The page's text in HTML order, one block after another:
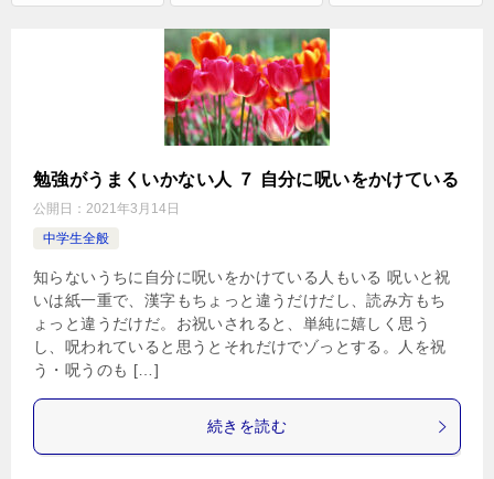
勉強がうまくいかない人 ７ 自分に呪いをかけている
公開日： 2021年3月14日
中学生全般
知らないうちに自分に呪いをかけている人もいる 呪いと祝
いは紙一重で、漢字もちょっと違うだけだし、読み方もち
ょっと違うだけだ。お祝いされると、単純に嬉しく思う
し、呪われていると思うとそれだけでゾっとする。人を祝
う・呪うのも […]
続きを読む